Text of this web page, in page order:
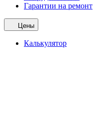
Гарантии на ремонт
Цены
Калькулятор